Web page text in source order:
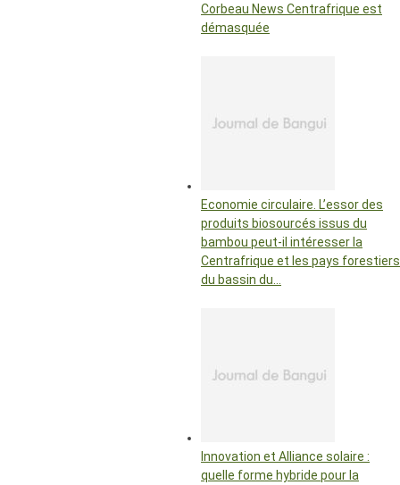
Corbeau News Centrafrique est
démasquée
Economie circulaire. L’essor des
produits biosourcés issus du
bambou peut-il intéresser la
Centrafrique et les pays forestiers
du bassin du…
Innovation et Alliance solaire :
quelle forme hybride pour la